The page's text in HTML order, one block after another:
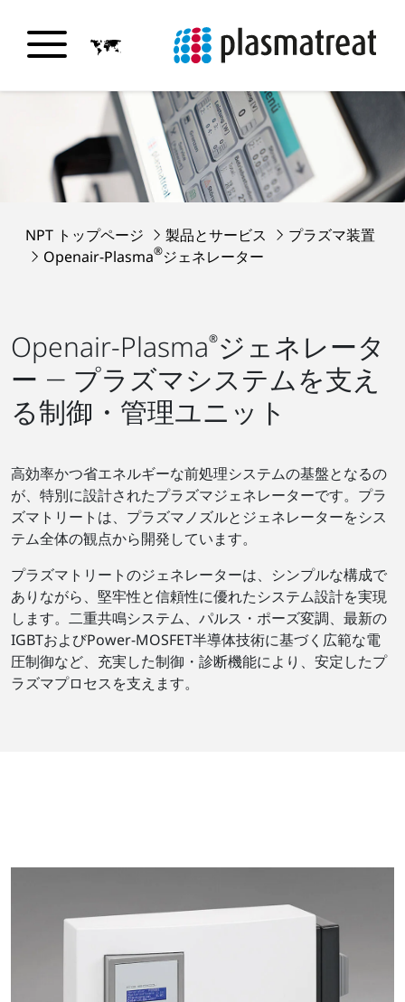
NPT トップページ 製品とサービス
プラズマ装置
Openair-Plasma®ジェネレーター
Openair-Plasma®ジェネレータ
ー ― プラズマシステムを支え
る制御・管理ユニット
高効率かつ省エネルギーな前処理システムの基盤となるの
が、特別に設計されたプラズマジェネレーターです。プラ
ズマトリートは、プラズマノズルとジェネレーターをシス
テム全体の観点から開発しています。
プラズマトリートのジェネレーターは、シンプルな構成で
ありながら、堅牢性と信頼性に優れたシステム設計を実現
します。二重共鳴システム、パルス・ポーズ変調、最新の
IGBTおよびPower-MOSFET半導体技術に基づく広範な電
圧制御など、充実した制御・診断機能により、安定したプ
ラズマプロセスを支えます。